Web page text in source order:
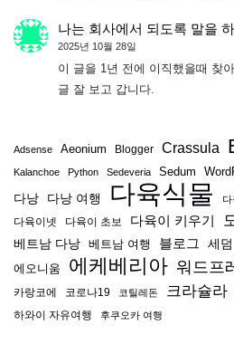
나는 회사에서 되도록 말을
2025년 10월 28일
이 글을 1년 전에 이직했을때 찾
글 잘 보고 갑니다.
Adsense Aeonium Blogger Crassula
Kalanchoe Python Sedeveria Sedum
다낭 다낭 여행 다육식물
다육이넷 다육이 초보 다육이 키우기
베트남 다낭 베트남 여행 블로그 세덤
에오니움 에케베리아 워드프
카랑코에 코로나19 코틸레돈 크라슐라
하와이 자유여행 후쿠오카 여행